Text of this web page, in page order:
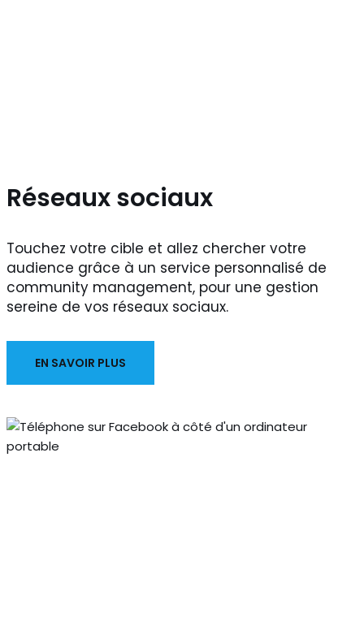
Réseaux sociaux
Touchez votre cible et allez chercher votre
audience grâce à un service personnalisé de
community management, pour une gestion
sereine de vos réseaux sociaux.
EN SAVOIR PLUS